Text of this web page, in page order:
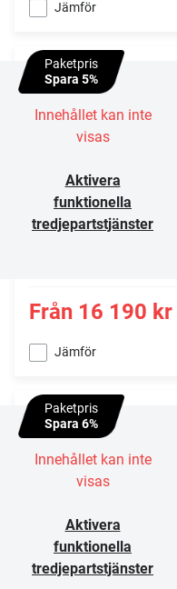
Jämför
Paketpris
Spara 5%
Innehållet kan inte
visas
Aktivera
funktionella
tredjepartstjänster
Från 16 190 kr
Jämför
Paketpris
Spara 6%
Innehållet kan inte
visas
Aktivera
funktionella
tredjepartstjänster